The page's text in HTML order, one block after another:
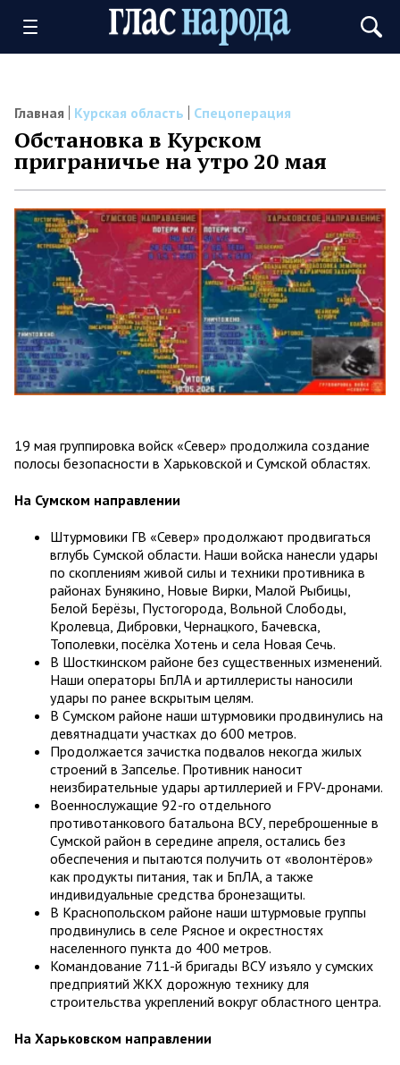
Главная Курская область Спецоперация
Обстановка в Курском
приграничье на утро 20 мая
19 мая группировка войск «Север» продолжила создание
полосы безопасности в Харьковской и Сумской областях.
На Сумском направлении
Штурмовики ГВ «Север» продолжают продвигаться
вглубь Сумской области. Наши войска нанесли удары
по скоплениям живой силы и техники противника в
районах Бунякино, Новые Вирки, Малой Рыбицы,
Белой Берёзы, Пустогорода, Вольной Слободы,
Кролевца, Дибровки, Чернацкого, Бачевска,
Тополевки, посёлка Хотень и села Новая Сечь.
В Шосткинском районе без существенных изменений.
Наши операторы БпЛА и артиллеристы наносили
удары по ранее вскрытым целям.
В Сумском районе наши штурмовики продвинулись на
девятнадцати участках до 600 метров.
Продолжается зачистка подвалов некогда жилых
строений в Запселье. Противник наносит
неизбирательные удары артиллерией и FPV-дронами.
Военнослужащие 92-го отдельного
противотанкового батальона ВСУ, переброшенные в
Сумской район в середине апреля, остались без
обеспечения и пытаются получить от «волонтёров»
как продукты питания, так и БпЛА, а также
индивидуальные средства бронезащиты.
В Краснопольском районе наши штурмовые группы
продвинулись в селе Рясное и окрестностях
населенного пункта до 400 метров.
Командование 711-й бригады ВСУ изъяло у сумских
предприятий ЖКХ дорожную технику для
строительства укреплений вокруг областного центра.
На Харьковском направлении